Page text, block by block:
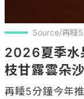
Source/再睡
2026夏季水
枝甘露雲朵
再睡5分鐘今年